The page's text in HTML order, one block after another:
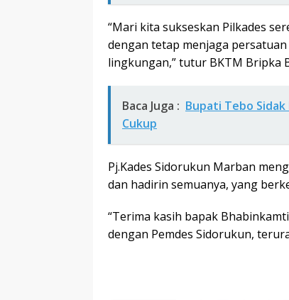
“Mari kita sukseskan Pilkades
dengan tetap menjaga
lingkungan,” tutur BKTM Bripka
Baca Juga : Bupati Tebo Sidak
Cukup
Pj.Kades Sidorukun Marban
dan hadirin semuanya, yang
“Terima kasih bapak
dengan Pemdes Sidorukun,